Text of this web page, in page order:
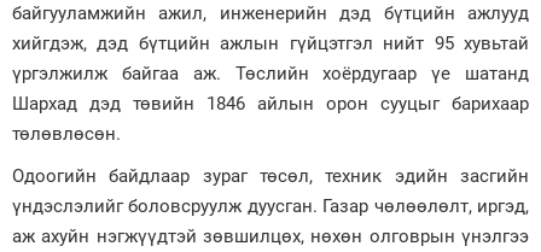
байгууламжийн ажил, инженерийн дэд бүтцийн ажлууд
хийгдэж, дэд бүтцийн ажлын гүйцэтгэл нийт 95 хувьтай
үргэлжилж байгаа аж. Төслийн хоёрдугаар үе шатанд
Шархад дэд төвийн 1846 айлын орон сууцыг барихаар
төлөвлөсөн.
Одоогийн байдлаар зураг төсөл, техник эдийн засгийн
үндэслэлийг боловсруулж дуусган. Газар чөлөөлөлт, иргэд,
аж ахуйн нэгжүүдтэй зөвшилцөх, нөхөн олговрын үнэлгээ